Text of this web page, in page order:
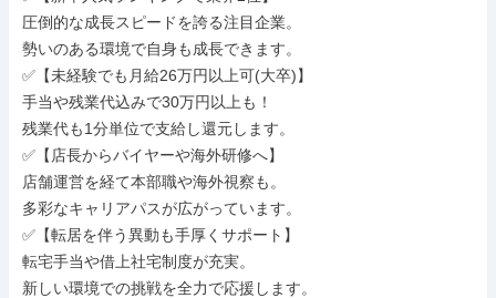
圧倒的な成長スピードを誇る注目企業。
勢いのある環境で自身も成長できます。
✅【未経験でも月給26万円以上可(大卒)】
手当や残業代込みで30万円以上も！
残業代も1分単位で支給し還元します。
✅【店長からバイヤーや海外研修へ】
店舗運営を経て本部職や海外視察も。
多彩なキャリアパスが広がっています。
✅【転居を伴う異動も手厚くサポート】
転宅手当や借上社宅制度が充実。
新しい環境での挑戦を全力で応援します。